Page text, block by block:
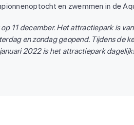
en zwemmen in de
11 december. Het attractiepark is
en zondag geopend. Tijdens de
2022 is het attractiepark